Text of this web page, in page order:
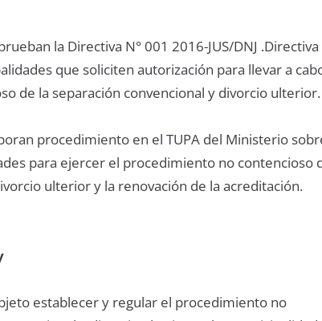
la Directiva N° 001 2016-JUS/DNJ
que soliciten autorización para llevar a
de la separación convencional y divorcio ulterior.
procedimiento en el TUPA del Ministerio
para ejercer el procedimiento no contencioso
ulterior y la renovación de la acreditación.
establecer y regular el procedimiento no